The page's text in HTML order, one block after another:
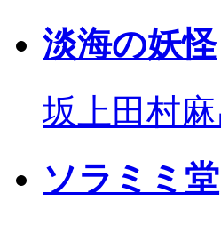
淡海の妖怪
坂上田村
ソラミミ堂